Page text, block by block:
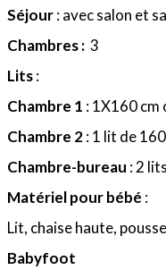
Séjour: avec salon et
Chambres : 3
Lits:
Chambre 1 : 1X160 cm
Chambre 2: 1 lit de
Chambre-bureau : 2
Matériel pour bébé :
Lit, chaise haute,
Babyfoot